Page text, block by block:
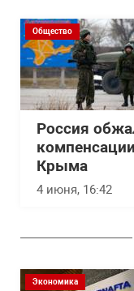
Общество
Россия
Крыма
4 июня, 16:42
Экономика